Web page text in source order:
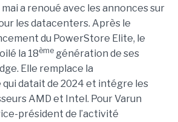
mai a renoué avec les annonces sur
les datacenters. Après le
du PowerStore Elite, le
la 18èmegénération de ses
Elle remplace la
datait de 2024 et intégre les
AMD et Intel. Pour Varun
président de l’activité